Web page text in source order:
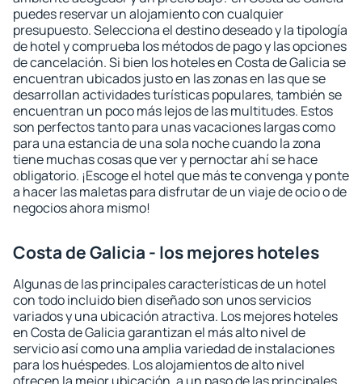
puedes reservar un alojamiento con cualquier
presupuesto. Selecciona el destino deseado y la tipología
de hotel y comprueba los métodos de pago y las opciones
de cancelación. Si bien los hoteles en Costa de Galicia se
encuentran ubicados justo en las zonas en las que se
desarrollan actividades turísticas populares, también se
encuentran un poco más lejos de las multitudes. Estos
son perfectos tanto para unas vacaciones largas como
para una estancia de una sola noche cuando la zona
tiene muchas cosas que ver y pernoctar ahí se hace
obligatorio. ¡Escoge el hotel que más te convenga y ponte
a hacer las maletas para disfrutar de un viaje de ocio o de
negocios ahora mismo!
Costa de Galicia - los mejores hoteles
Algunas de las principales características de un hotel
con todo incluido bien diseñado son unos servicios
variados y una ubicación atractiva. Los mejores hoteles
en Costa de Galicia garantizan el más alto nivel de
servicio así como una amplia variedad de instalaciones
para los huéspedes. Los alojamientos de alto nivel